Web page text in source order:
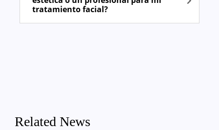
tratamiento facial?
Related News